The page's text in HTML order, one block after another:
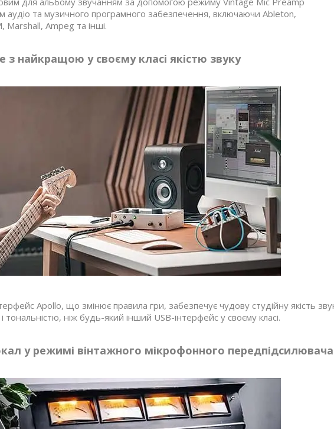
та музичного програмного забезпечення, включаючи Ableton,
Marshall, Ampeg та інші.
з найкращою у своєму класі якістю звуку
Apollo, що змінює правила гри, забезпечує чудову студійну якість
тональністю, ніж будь-який інший USB-інтерфейс у своєму класі.
у режимі вінтажного мікрофонного передпідсилювача